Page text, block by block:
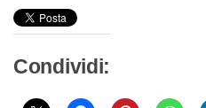
Condividi: